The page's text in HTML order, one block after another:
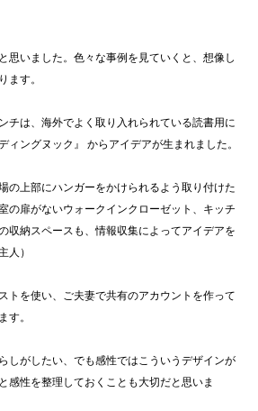
思いました。色々な事例を見ていくと、想像し
ます。
チは、海外でよく取り入れられている読書用に
ィングヌック』 からアイデアが生まれました。
の上部にハンガーをかけられるよう取り付けた
の扉がないウォークインクローゼット、キッチ
収納スペースも、情報収集によってアイデアを
人）
トを使い、ご夫妻で共有のアカウントを作って
す。
しがしたい、でも感性ではこういうデザインが
感性を整理しておくことも大切だと思いま